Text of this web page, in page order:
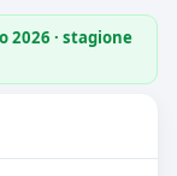
2026 · stagione